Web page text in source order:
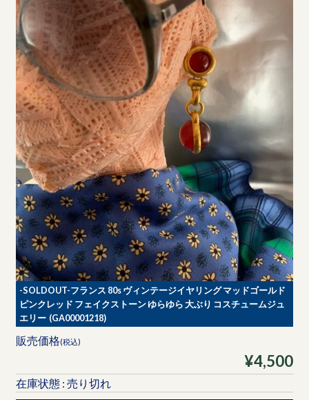
-SOLDOUT-フランス 80s ヴィンテージイヤリング マッドゴールド
ピンクレッド フェイクストーン ゆらゆら 大ぶり コスチュームジュ
エリー (GA00001218)
販売価格(税込)
¥4,500
在庫状態 : 売り切れ